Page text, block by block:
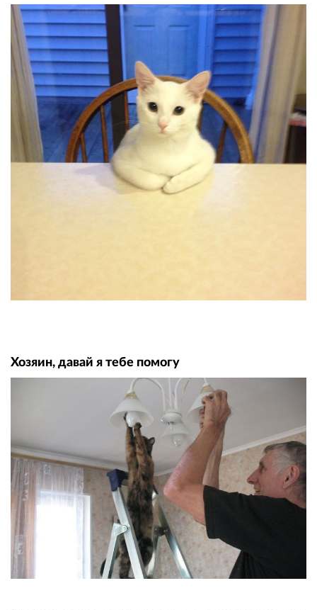
Хозяин, давай я тебе помогу